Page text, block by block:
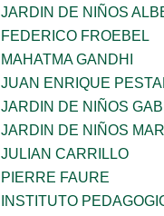
JARDIN DE NIÑOS
FEDERICO FROEBEL
MAHATMA GANDHI
JUAN ENRIQUE
JARDIN DE NIÑOS
JARDIN DE NIÑOS
JULIAN CARRILLO
PIERRE FAURE
INSTITUTO